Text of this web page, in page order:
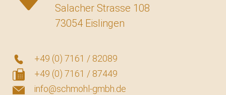
Salacher Strasse 108
73054 Eislingen
+49 (0) 7161 / 82089
+49 (0) 7161 / 87449
info@schmohl-gmbh.de